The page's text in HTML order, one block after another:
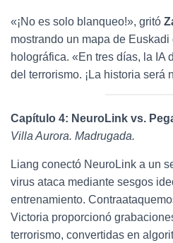
«¡No es solo blanqueo!», gritó
mostrando un mapa de
holográfica. «En tres días, la IA
del terrorismo. ¡La historia será
Capítulo 4: NeuroLink vs.
Villa Aurora. Madrugada.
Liang conectó NeuroLink a un
virus ataca mediante sesgos
entrenamiento.
Victoria proporcionó
terrorismo, convertidas en